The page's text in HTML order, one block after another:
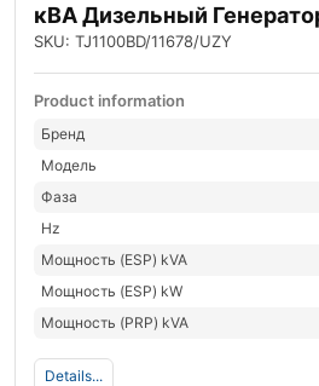
кВА Дизельный
SKU: TJ1100BD/11678/UZY
Product information
Бренд
Модель
Фаза
Hz
Мощность (ESP) kVA
Мощность (ESP) kW
Мощность (PRP) kVA
Details...